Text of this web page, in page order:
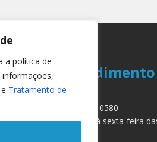
a política de
e Tratamento de
Atendimento
(14) 3879-0580
Segunda à sexta-feira